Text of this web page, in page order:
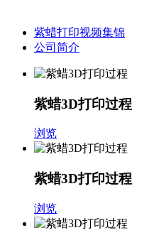
紫蜡打印视频集锦
公司简介
紫蜡3D打印过程
浏览
紫蜡3D打印过程
浏览